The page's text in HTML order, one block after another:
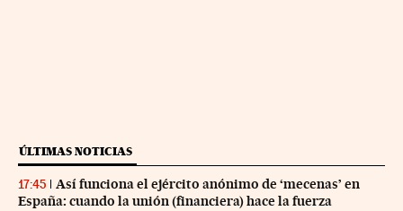
ÚLTIMAS NOTICIAS
17:45
Así funciona el ejército anónimo de ‘mecenas’ en
España: cuando la unión (financiera) hace la fuerza